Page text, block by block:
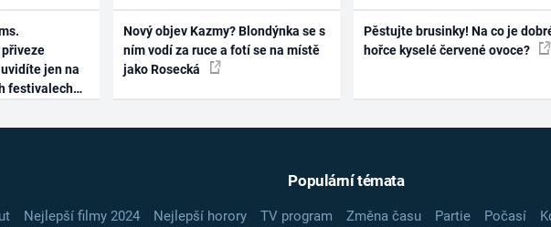
přiveze
jen na
festivalech
Nový objev Kazmy? Blondýnka se s
ním vodí za ruce a fotí se na místě
jako Rosecká
Pěstujte brusinky! Na co je
hořce kyselé červené ovoce?
Populární témata
Nejlepší filmy 2024 Nejlepší horory TV program Změna času Partie Počasí